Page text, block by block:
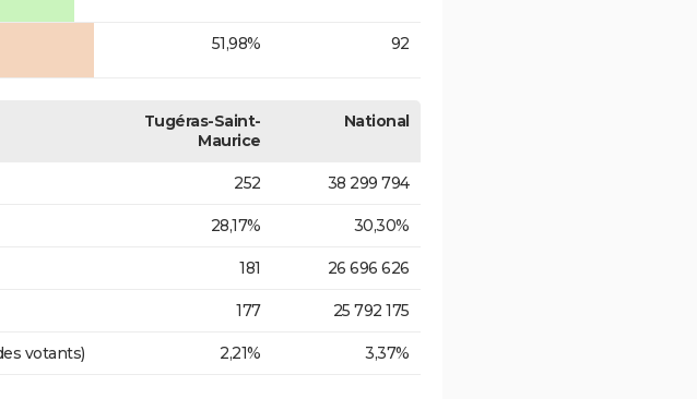
51,98% 92
Tugéras-Saint-
Maurice
National
252 38 299 794
28,17% 30,30%
181 26 696 626
177 25 792 175
votants) 2,21% 3,37%